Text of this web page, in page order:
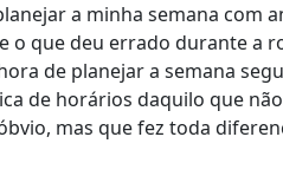
a minha semana com
o que deu errado durante a
de planejar a semana
de horários daquilo que
mas que fez toda